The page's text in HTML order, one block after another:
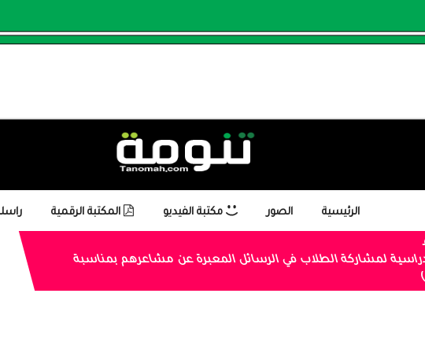
الرئيسية الصور مكتبة الفيديو المكتبة الرقمية
لمشاركة الطلاب في الرسائل المعبرة عن مشاعرهم بمناسبة